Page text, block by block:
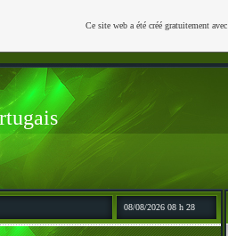
08/08/2026 08 h 28
Ce site web a été créé gratuitement avec